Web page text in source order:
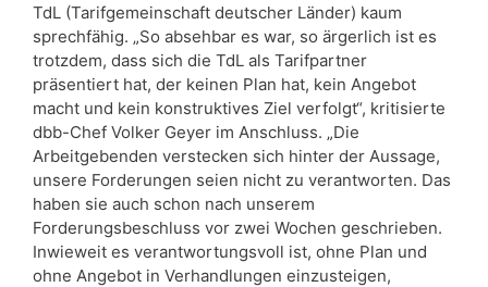
TdL (Tarifgemeinschaft deutscher Länder) kaum
sprechfähig. „So absehbar es war, so ärgerlich ist es
trotzdem, dass sich die TdL als Tarifpartner
präsentiert hat, der keinen Plan hat, kein Angebot
macht und kein konstruktives Ziel verfolgt“, kritisierte
dbb-Chef Volker Geyer im Anschluss. „Die
Arbeitgebenden verstecken sich hinter der Aussage,
unsere Forderungen seien nicht zu verantworten. Das
haben sie auch schon nach unserem
Forderungsbeschluss vor zwei Wochen geschrieben.
Inwieweit es verantwortungsvoll ist, ohne Plan und
ohne Angebot in Verhandlungen einzusteigen,